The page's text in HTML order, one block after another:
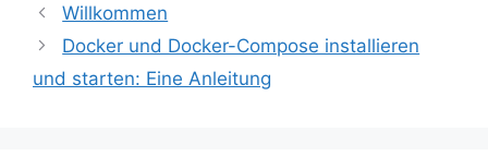
Willkommen
Docker und Docker-Compose installieren
und starten: Eine Anleitung